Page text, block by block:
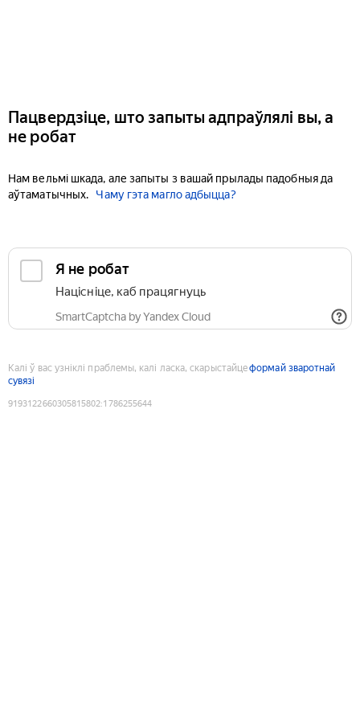
Пацвердзіце, што запыты адпраўлялі вы, а
не робат
Нам вельмі шкада, але запыты з вашай прылады падобныя да
аўтаматычных.
Чаму гэта магло адбыцца?
Я не робат
Націсніце, каб працягнуць
SmartCaptcha by Yandex Cloud
Калі ў вас узніклі праблемы, калі ласка, скарыстайцеформай зваротнай
сувязі
9193122660305815802:1786255644